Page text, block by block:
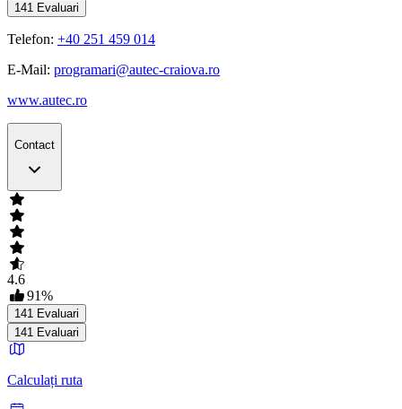
141 Evaluari
Telefon: +40 251 459 014
E-Mail: programari@autec-craiova.ro
www.autec.ro
Contact
4.6
91%
141 Evaluari
141 Evaluari
Calculați ruta